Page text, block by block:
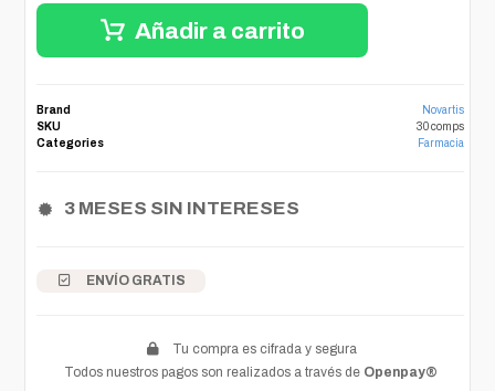
Añadir a carrito
Brand
Novartis
SKU
30 comps
Categories
Farmacia
3 MESES SIN INTERESES
ENVÍO GRATIS
Tu compra es cifrada y segura
Todos nuestros pagos son realizados a través de Openpay®